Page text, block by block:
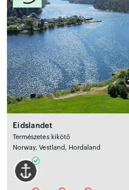
Eidslandet
Természetes kikötő
Norway, Vestland, Hordaland